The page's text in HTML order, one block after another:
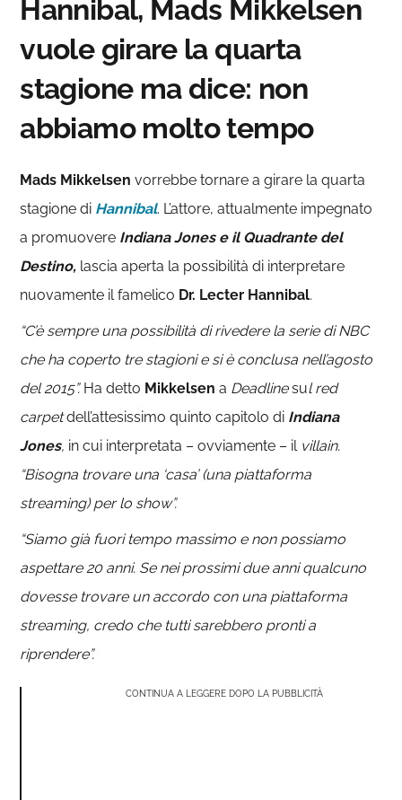
Hannibal, Mads Mikkelsen
vuole girare la quarta
stagione ma dice: non
abbiamo molto tempo
Mads Mikkelsen vorrebbe tornare a girare la quarta
stagione di Hannibal. L’attore, attualmente impegnato
a promuovere Indiana Jonese il Quadrante del
Destino, lascia aperta la possibilità di interpretare
nuovamente il famelico Dr. Lecter Hannibal.
“C’è sempre una possibilità di rivedere la serie di NBC
che ha coperto tre stagioni e si è conclusa nell’agosto
del 2015”. Ha detto Mikkelsen a Deadlinesul red
carpetdell’attesissimo quinto capitolo di Indiana
Jones, in cui interpretata – ovviamente – ilvillain.
“Bisogna trovare una ‘casa’ (una piattaforma
streaming) per lo show”.
“Siamo già fuori tempo massimo e non possiamo
aspettare 20 anni. Se nei prossimi due anni qualcuno
dovesse trovare un accordo con una piattaforma
streaming, credo che tutti sarebbero pronti a
riprendere”.
CONTINUA A LEGGERE DOPO LA PUBBLICITÀ